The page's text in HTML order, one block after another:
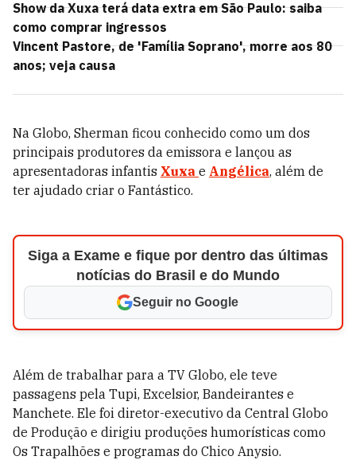
Show da Xuxa terá data extra em São Paulo: saiba
como comprar ingressos
Vincent Pastore, de 'Família Soprano', morre aos 80
anos; veja causa
Na Globo, Sherman ficou conhecido como um dos
principais produtores da emissora e lançou as
apresentadoras infantis Xuxa e Angélica, além de
ter ajudado criar o Fantástico.
Siga a Exame e fique por dentro das últimas
notícias do Brasil e do Mundo
Seguir no Google
Além de trabalhar para a TV Globo, ele teve
passagens pela Tupi, Excelsior, Bandeirantes e
Manchete. Ele foi diretor-executivo da Central Globo
de Produção e dirigiu produções humorísticas como
Os Trapalhões e programas do Chico Anysio.